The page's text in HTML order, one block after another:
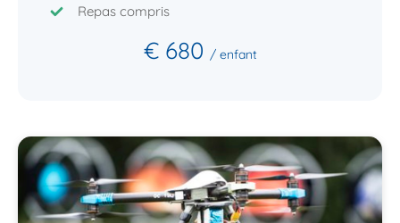
Repas compris
€ 680 / enfant